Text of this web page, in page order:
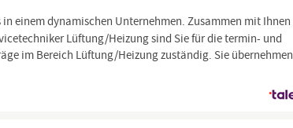
einem dynamischen Unternehmen. Zusammen mit Ihnen
Lüftung/Heizung sind Sie für die termin- und
im Bereich Lüftung/Heizung zuständig. Sie übernehmen